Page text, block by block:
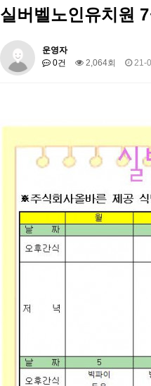
실버벨노인유치원
운영자
0건
2,064회 21-